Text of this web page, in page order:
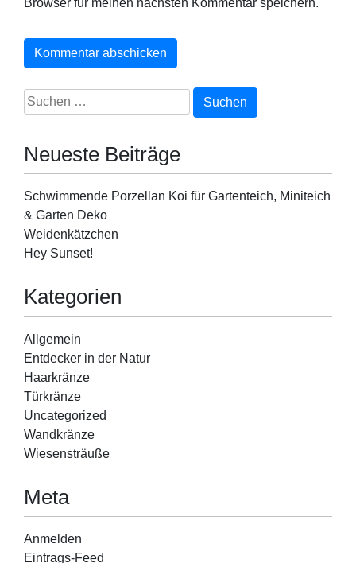
Suchen
nach:
Neueste Beiträge
Schwimmende Porzellan Koi für Gartenteich, Miniteich
& Garten Deko
Weidenkätzchen
Hey Sunset!
Kategorien
Allgemein
Entdecker in der Natur
Haarkränze
Türkränze
Uncategorized
Wandkränze
Wiesensträuße
Meta
Anmelden
Eintrags-Feed